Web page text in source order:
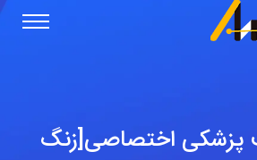
پزشکی اختصاصی[زنگ